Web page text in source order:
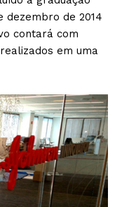
dezembro de 2014
contará com
em uma